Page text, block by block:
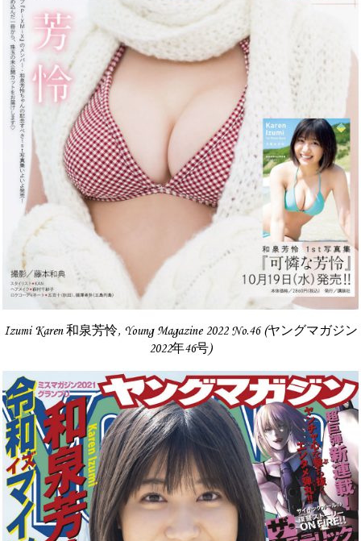
Izumi Karen 和泉芳怜, Young Magazine 2022 No.46 (ヤングマガジン
2022年46号)